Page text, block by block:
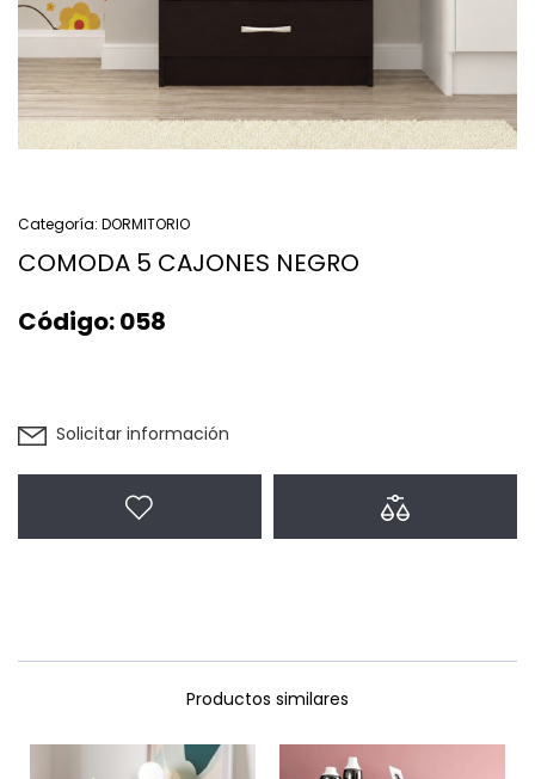
Categoría: DORMITORIO
COMODA 5 CAJONES NEGRO
Código:058
Solicitar información
Productos similares